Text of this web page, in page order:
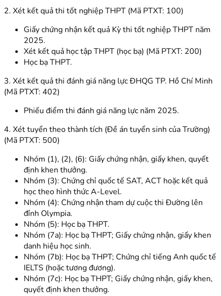
2. Xét kết quả thi tốt nghiệp THPT (Mã PTXT: 100)
Giấy chứng nhận kết quả Kỳ thi tốt nghiệp THPT năm
2025.
Xét kết quả học tập THPT (học bạ) (Mã PTXT: 200)
Học bạ THPT.
3. Xét kết quả thi đánh giá năng lực ĐHQG TP. Hồ Chí Minh
(Mã PTXT: 402)
Phiếu điểm thi đánh giá năng lực năm 2025.
4. Xét tuyển theo thành tích (Đề án tuyển sinh của Trường)
(Mã PTXT: 500)
Nhóm (1), (2), (6): Giấy chứng nhận, giấy khen, quyết
định khen thưởng.
Nhóm (3): Chứng chỉ quốc tế SAT, ACT hoặc kết quả
học theo hình thức A-Level.
Nhóm (4): Chứng nhận tham dự cuộc thi Đường lên
đỉnh Olympia.
Nhóm (5): Học bạ THPT.
Nhóm (7a): Học bạ THPT; Giấy chứng nhận, giấy khen
danh hiệu học sinh.
Nhóm (7b): Học bạ THPT; Chứng chỉ tiếng Anh quốc tế
IELTS (hoặc tương đương).
Nhóm (7c): Học bạ THPT; Giấy chứng nhận, giấy khen,
quyết định khen thưởng.